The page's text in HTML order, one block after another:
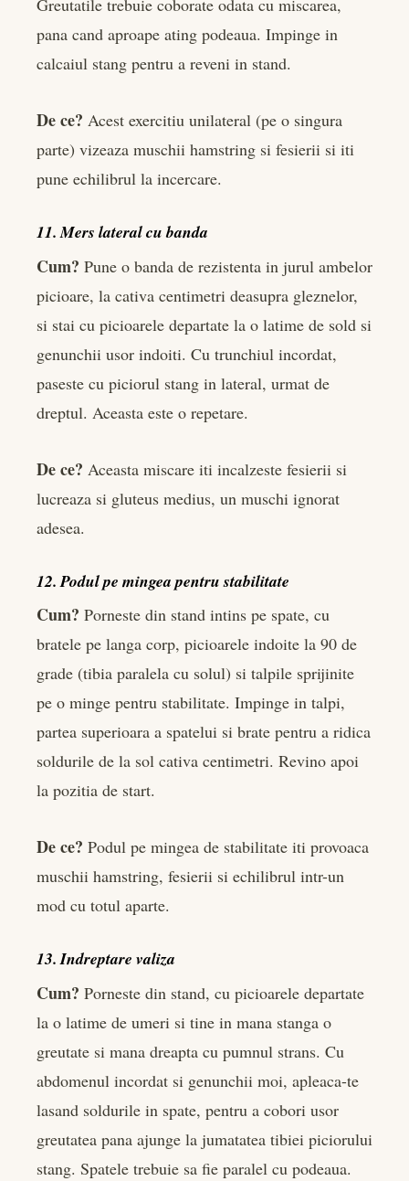
Greutatile trebuie coborate odata cu miscarea,
pana cand aproape ating podeaua. Impinge in
calcaiul stang pentru a reveni in stand.
De ce? Acest exercitiu unilateral (pe o singura
parte) vizeaza muschii hamstring si fesierii si iti
pune echilibrul la incercare.
11. Mers lateral cu banda
Cum? Pune o banda de rezistenta in jurul ambelor
picioare, la cativa centimetri deasupra gleznelor,
si stai cu picioarele departate la o latime de sold si
genunchii usor indoiti. Cu trunchiul incordat,
paseste cu piciorul stang in lateral, urmat de
dreptul. Aceasta este o repetare.
De ce? Aceasta miscare iti incalzeste fesierii si
lucreaza si gluteus medius, un muschi ignorat
adesea.
12. Podul pe mingea pentru stabilitate
Cum? Porneste din stand intins pe spate, cu
bratele pe langa corp, picioarele indoite la 90 de
grade (tibia paralela cu solul) si talpile sprijinite
pe o minge pentru stabilitate. Impinge in talpi,
partea superioara a spatelui si brate pentru a ridica
soldurile de la sol cativa centimetri. Revino apoi
la pozitia de start.
De ce? Podul pe mingea de stabilitate iti provoaca
muschii hamstring, fesierii si echilibrul intr-un
mod cu totul aparte.
13. Indreptare valiza
Cum? Porneste din stand, cu picioarele departate
la o latime de umeri si tine in mana stanga o
greutate si mana dreapta cu pumnul strans. Cu
abdomenul incordat si genunchii moi, apleaca-te
lasand soldurile in spate, pentru a cobori usor
greutatea pana ajunge la jumatatea tibiei piciorului
stang. Spatele trebuie sa fie paralel cu podeaua.